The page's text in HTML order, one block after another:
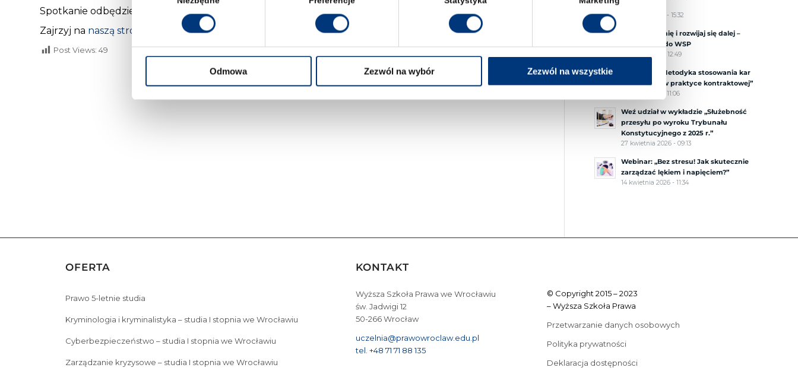
Odmowa Zezwól na wybór Zezwól na wszystkie
Spotkanie odbędzie się 01.06.2021 o 18:00 na platformie Microsoft Teams
Zajrzyj na naszą stronę i dowiedz się więcej!
Post Views: 49
1 czerwca 2026 - 15:32
Zmień uczelnię i rozwijaj się dalej –
przenieś się do WSP
29 maja 2026 - 12:49
Warsztaty „Metodyka stosowania kar
umownych w praktyce kontraktowej”
25 maja 2026 - 11:06
Weź udział w wykładzie „Służebność
przesyłu po wyroku Trybunału
Konstytucyjnego z 2025 r.”
27 kwietnia 2026 - 09:13
Webinar: „Bez stresu! Jak skutecznie
zarządzać lękiem i napięciem?”
14 kwietnia 2026 - 11:34
OFERTA
Prawo 5-letnie studia
Kryminologia i kryminalistyka – studia I stopnia we Wrocławiu
Cyberbezpieczeństwo – studia I stopnia we Wrocławiu
Zarządzanie kryzysowe – studia I stopnia we Wrocławiu
KONTAKT
Wyższa Szkoła Prawa we Wrocławiu
św. Jadwigi 12
50-266 Wrocław
uczelnia@prawowroclaw.edu.pl
tel. +48 71 71 88 135
© Copyright 2015 – 2023
– Wyższa Szkoła Prawa
Przetwarzanie danych osobowych
Polityka prywatności
Deklaracja dostępności